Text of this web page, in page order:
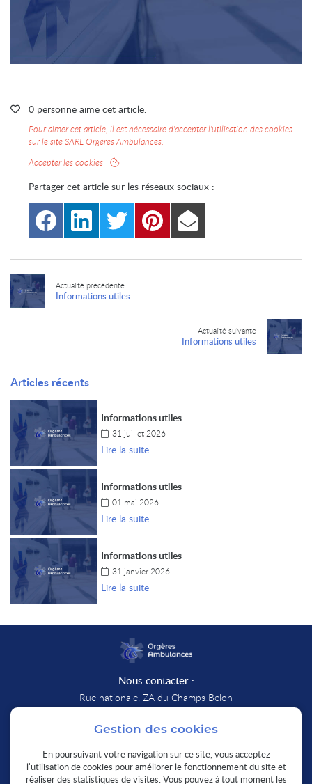
 0 personne aime cet article.
Pour aimer cet article, il est nécessaire d'accepter l'utilisation des cookies
sur le site SARL Orgères Ambulances.
Accepter les cookies
Partager cet article sur les réseaux sociaux :
Actualité précédente
Informations utiles
Actualité suivante
Informations utiles
Articles récents
Informations utiles
31 juillet 2026
Lire la suite
Informations utiles
01 mai 2026
Lire la suite
Informations utiles
31 janvier 2026
Lire la suite
Nous contacter :
Rue nationale, ZA du Champs Belon
28140 Orgères-en-Beauce
Afficher la carte
02 37 99 84 38
Nous sommes disponibles :
Gestion des cookies
En poursuivant votre navigation sur ce site, vous acceptez
l'utilisation de cookies pour améliorer le fonctionnement du site et
réaliser des statistiques de visites. Vous pouvez à tout moment les